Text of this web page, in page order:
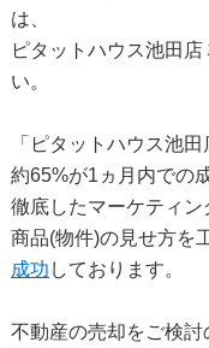
は、
ピタットハウス池田
い。
「ピタットハウス池
約65%が1ヵ月内での
徹底したマーケティン
商品(物件)の見せ方を
成功 しております。
不動産の売却をご検